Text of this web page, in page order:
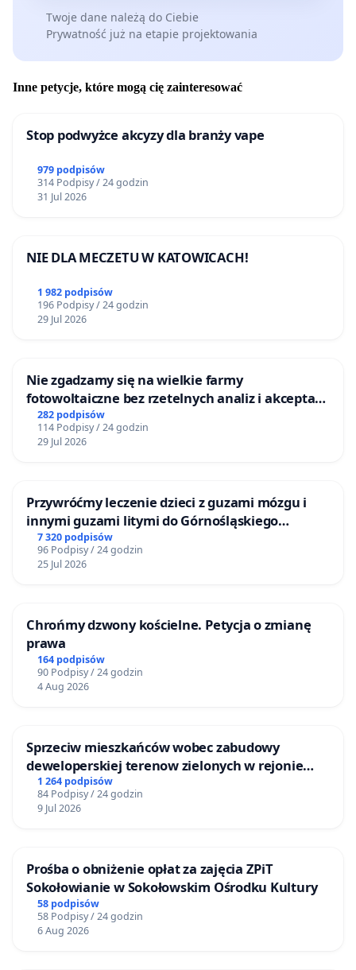
Twoje dane należą do Ciebie
Prywatność już na etapie projektowania
Inne petycje, które mogą cię zainteresować
Stop podwyżce akcyzy dla branży vape
979 podpisów
314 Podpisy / 24 godzin
31 Jul 2026
NIE DLA MECZETU W KATOWICACH!
1 982 podpisów
196 Podpisy / 24 godzin
29 Jul 2026
Nie zgadzamy się na wielkie farmy
fotowoltaiczne bez rzetelnych analiz i akceptacji
mieszkańców
282 podpisów
114 Podpisy / 24 godzin
29 Jul 2026
Przywróćmy leczenie dzieci z guzami mózgu i
innymi guzami litymi do Górnośląskiego
Centrum Zdrowia Dziecka w Katowicach
7 320 podpisów
96 Podpisy / 24 godzin
25 Jul 2026
Chrońmy dzwony kościelne. Petycja o zmianę
prawa
164 podpisów
90 Podpisy / 24 godzin
4 Aug 2026
Sprzeciw mieszkańców wobec zabudowy
deweloperskiej terenow zielonych w rejonie
Bulwarów Straceńskich w Bielsku-Białej
1 264 podpisów
84 Podpisy / 24 godzin
9 Jul 2026
Prośba o obniżenie opłat za zajęcia ZPiT
Sokołowianie w Sokołowskim Ośrodku Kultury
58 podpisów
58 Podpisy / 24 godzin
6 Aug 2026